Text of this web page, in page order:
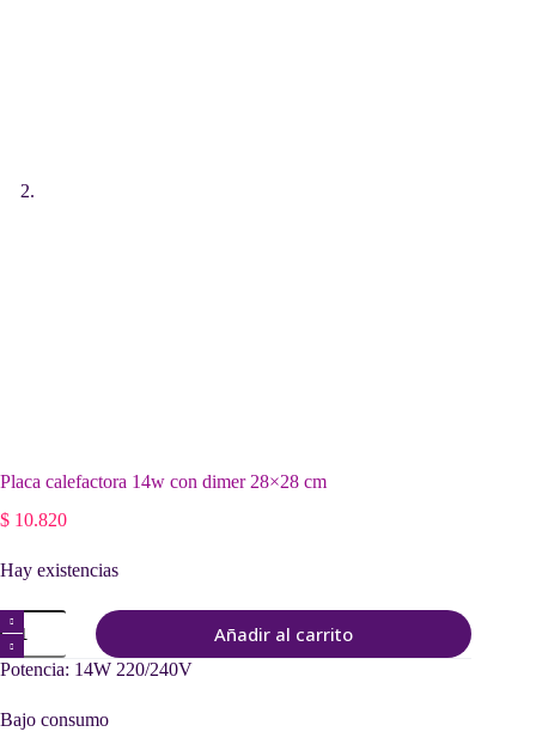
Placa calefactora 14w con dimer 28×28 cm
$ 10.820
Hay existencias
Placa
calefactora
14w
con
28x28
Añadir al carrito
Potencia: 14W 220/240V
Bajo consumo